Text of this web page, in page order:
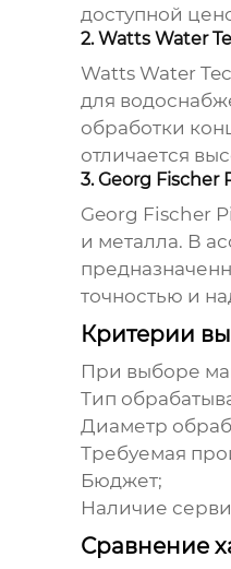
доступной
2. Watts Water
Watts Water
для
обработки
отличается
3. Georg Fischer
Georg Fischer
и металла. В
точностью и
Критерии
При выборе
Тип
Диаметр
Требуемая
Бюджет;
Наличие
Сравнение